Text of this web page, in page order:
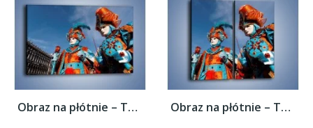
Obraz na płótnie – Tajemnicze postacie w... Obraz na płótnie – Tajemnicze postacie w...